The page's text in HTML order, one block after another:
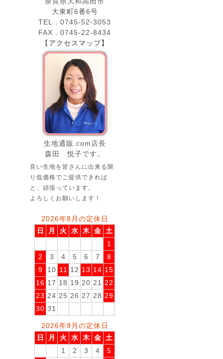
大東町6番6号
TEL．0745-52-3053
FAX．0745-22-8434
【 アクセスマップ】
生地通販.com店長
森田 悦子です。
良い生地を皆さんに出来る限
り低価格でご提供できれば
と、頑張っています。
よろしくお願いします！
2026年8月の定休日
日
月 火 水 木 金 土
1
2
3 4 5 6 7
8
9
10 11 12 13 14 15
16 17 18 19 20 21 22
23 24 25 26 27 28 29
30 31
2026年9月の定休日
日
月 火 水 木 金 土
1
2 3 4
5